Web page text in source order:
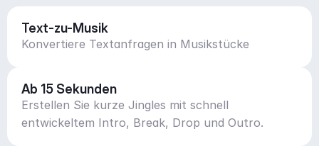
Text-zu-Musik
Konvertiere Textanfragen in Musikstücke
Ab 15 Sekunden
Erstellen Sie kurze Jingles mit schnell
entwickeltem Intro, Break, Drop und Outro.